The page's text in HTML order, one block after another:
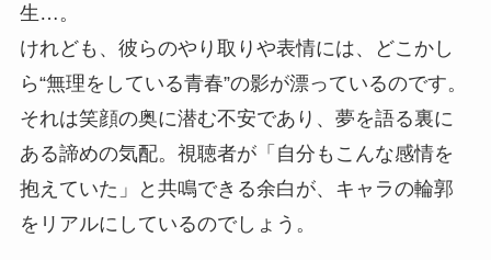
生…。
けれども、彼らのやり取りや表情には、どこかし
ら“無理をしている青春”の影が漂っているのです。
それは笑顔の奥に潜む不安であり、夢を語る裏に
ある諦めの気配。視聴者が「自分もこんな感情を
抱えていた」と共鳴できる余白が、キャラの輪郭
をリアルにしているのでしょう。